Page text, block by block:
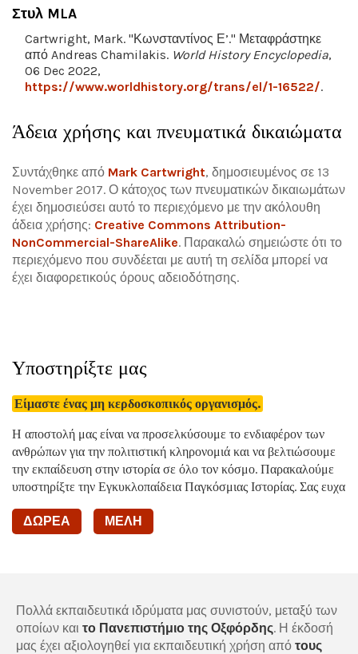
Στυλ MLA
Cartwright, Mark. "Κωνσταντίνος Ε’." Μεταφράστηκε
από Andreas Chamilakis. World History Encyclopedia,
06 Dec 2022,
https://www.worldhistory.org/trans/el/1-16522/.
Άδεια χρήσης και πνευματικά δικαιώματα
Συντάχθηκε από Mark Cartwright, δημοσιευμένος σε 13
November 2017. Ο κάτοχος των πνευματικών δικαιωμάτων
έχει δημοσιεύσει αυτό το περιεχόμενο με την ακόλουθη
άδεια χρήσης: Creative Commons Attribution-
NonCommercial-ShareAlike. Παρακαλώ σημειώστε ότι το
περιεχόμενο που συνδέεται με αυτή τη σελίδα μπορεί να
έχει διαφορετικούς όρους αδειοδότησης.
Υποστηρίξτε μας
Είμαστε ένας μη κερδοσκοπικός οργανισμός.
Η αποστολή μας είναι να προσελκύσουμε το ενδιαφέρον των
ανθρώπων για την πολιτιστική κληρονομιά και να βελτιώσουμε
την εκπαίδευση στην ιστορία σε όλο τον κόσμο. Παρακαλούμε
υποστηρίξτε την Εγκυκλοπαίδεια Παγκόσμιας Ιστορίας. Σας ευχα
ΔΩΡΕΆ ΜΈΛΗ
Πολλά εκπαιδευτικά ιδρύματα μας συνιστούν, μεταξύ των
οποίων και το Πανεπιστήμιο της Οξφόρδης. Η έκδοσή
μας έχει αξιολογηθεί για εκπαιδευτική χρήση από τους